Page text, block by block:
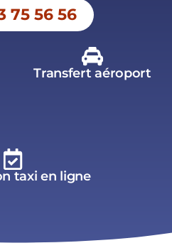
75 56 56
Transfert aéroport
taxi en ligne